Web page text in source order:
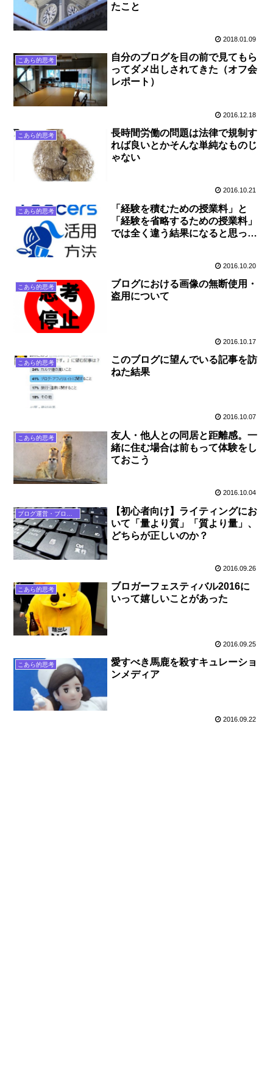
たこと
2018.01.09
こあら的思考
自分のブログを目の前で見てもら
ってダメ出しされてきた（オフ会
レポート）
2016.12.18
こあら的思考
長時間労働の問題は法律で規制す
れば良いとかそんな単純なものじ
ゃない
2016.10.21
こあら的思考
「経験を積むための授業料」と
「経験を省略するための授業料」
では全く違う結果になると思った
2016.10.20
こあら的思考
ブログにおける画像の無断使用・
盗用について
2016.10.17
こあら的思考
このブログに望んでいる記事を訪
ねた結果
2016.10.07
こあら的思考
友人・他人との同居と距離感。一
緒に住む場合は前もって体験をし
ておこう
2016.10.04
【初心者向け】ライティングにお
いて「量より質」「質より量」、
どちらが正しいのか？
2016.09.26
こあら的思考
ブロガーフェスティバル2016に
いって嬉しいことがあった
2016.09.25
こあら的思考
愛すべき馬鹿を殺すキュレーショ
ンメディア
2016.09.22